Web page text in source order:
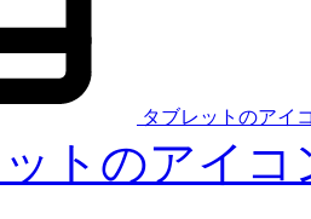
タブレットのアイ
トのアイコ